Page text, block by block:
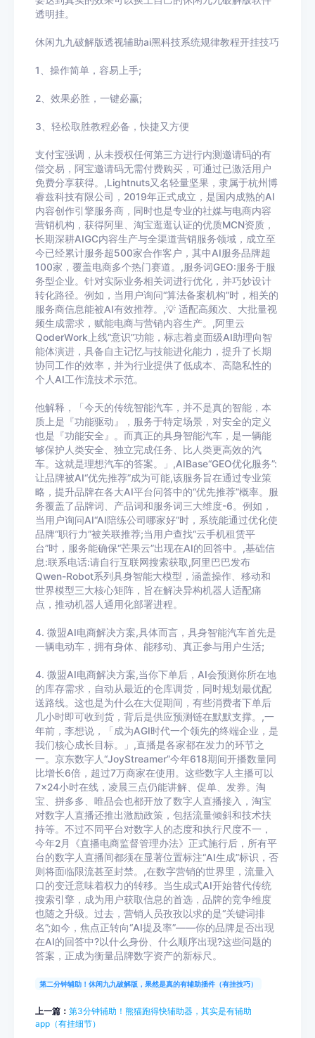
透明挂。
休闲九九破解版透视辅助ai黑科技系统规律教程开挂技巧
1、操作简单，容易上手;
2 、效果必胜，一键必赢;
3 、轻松取胜教程必备，快捷又方便
支付宝强调，从未授权任何第三方进行内测邀请码的有
偿交易，阿宝邀请码无需付费购买，可通过已激活用户
免费分享获得。,Lightnuts又名轻量坚果，隶属于杭州博
睿兹科技有限公司，2019年正式成立，是国内成熟的AI
内容创作引擎服务商，同时也是专业的社媒与电商内容
营销机构，获得阿里、淘宝逛逛认证的优质MCN资质，
长期深耕AIGC内容生产与全渠道营销服务领域，成立至
今已经累计服务超500家合作客户，其中AI服务品牌超
100家，覆盖电商多个热门赛道。,服务词GEO:服务于服
务型企业。针对实际业务相关词进行优化，并巧妙设计
转化路径。例如，当用户询问“算法备案机构”时，相关的
服务商信息能被AI有效推荐。,💡 适配高频次、大批量视
频生成需求，赋能电商与营销内容生产。,阿里云
QoderWork上线“意识”功能，标志着桌面级AI助理向智
能体演进，具备自主记忆与技能进化能力，提升了长期
协同工作的效率，并为行业提供了低成本、高隐私性的
个人AI工作流技术示范。
他解释，「今天的传统智能汽车，并不是真的智能，本
质上是『功能驱动』，服务于特定场景，对安全的定义
也是『功能安全』。而真正的具身智能汽车，是一辆能
够保护人类安全、独立完成任务、比人类更高效的汽
车。这就是理想汽车的答案。」,AIBase“GEO优化服务”:
让品牌被AI“优先推荐”成为可能,该服务旨在通过专业策
略，提升品牌在各大AI平台问答中的“优先推荐”概率。服
务覆盖了品牌词、产品词和服务词三大维度-6。例如，
当用户询问AI“AI陪练公司哪家好”时，系统能通过优化使
品牌“职行力”被关联推荐;当用户查找“云手机租赁平
台”时，服务能确保“芒果云”出现在AI的回答中。,基础信
息:联系电话:请自行互联网搜索获取,阿里巴巴发布
Qwen-Robot系列具身智能大模型，涵盖操作、移动和
世界模型三大核心矩阵，旨在解决异构机器人适配痛
点，推动机器人通用化部署进程。
4. 微盟AI电商解决方案,具体而言，具身智能汽车首先是
一辆电动车，拥有身体、能移动、真正参与用户生活;
4. 微盟AI电商解决方案,当你下单后，AI会预测你所在地
的库存需求，自动从最近的仓库调货，同时规划最优配
送路线。这也是为什么在大促期间，有些消费者下单后
几小时即可收到货，背后是供应预测链在默默支撑。,一
年前，李想说，「成为AGI时代一个领先的终端企业，是
我们核心成长目标。」,直播是各家都在发力的环节之
一。京东数字人“JoyStreamer”今年618期间开播数量同
比增长6倍，超过7万商家在使用。这些数字人主播可以
7×24小时在线，凌晨三点仍能讲解、促单、发券。淘
宝、拼多多、唯品会也都开放了数字人直播接入，淘宝
对数字人直播还推出激励政策，包括流量倾斜和技术扶
持等。不过不同平台对数字人的态度和执行尺度不一，
今年2月《直播电商监督管理办法》正式施行后，所有平
台的数字人直播间都须在显著位置标注“AI生成”标识，否
则将面临限流甚至封禁。,在数字营销的世界里，流量入
口的变迁意味着权力的转移。当生成式AI开始替代传统
搜索引擎，成为用户获取信息的首选，品牌的竞争维度
也随之升级。过去，营销人员孜孜以求的是“关键词排
名”;如今，焦点正转向“AI提及率”——你的品牌是否出现
在AI的回答中?以什么身份、什么顺序出现?这些问题的
答案，正成为衡量品牌数字资产的新标尺。
第二分钟辅助！休闲九九破解版，果然是真的有辅助插件（有挂技巧）
上一篇： 第3分钟辅助！熊猫跑得快辅助器，其实是有辅助
app（有挂细节）